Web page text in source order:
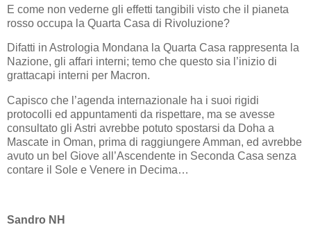
E come non vederne gli effetti tangibili visto che il pianeta
rosso occupa la Quarta Casa di Rivoluzione?
Difatti in Astrologia Mondana la Quarta Casa rappresenta la
Nazione, gli affari interni; temo che questo sia l’inizio di
grattacapi interni per Macron.
Capisco che l’agenda internazionale ha i suoi rigidi
protocolli ed appuntamenti da rispettare, ma se avesse
consultato gli Astri avrebbe potuto spostarsi da Doha a
Mascate in Oman, prima di raggiungere Amman, ed avrebbe
avuto un bel Giove all’Ascendente in Seconda Casa senza
contare il Sole e Venere in Decima…
Sandro NH